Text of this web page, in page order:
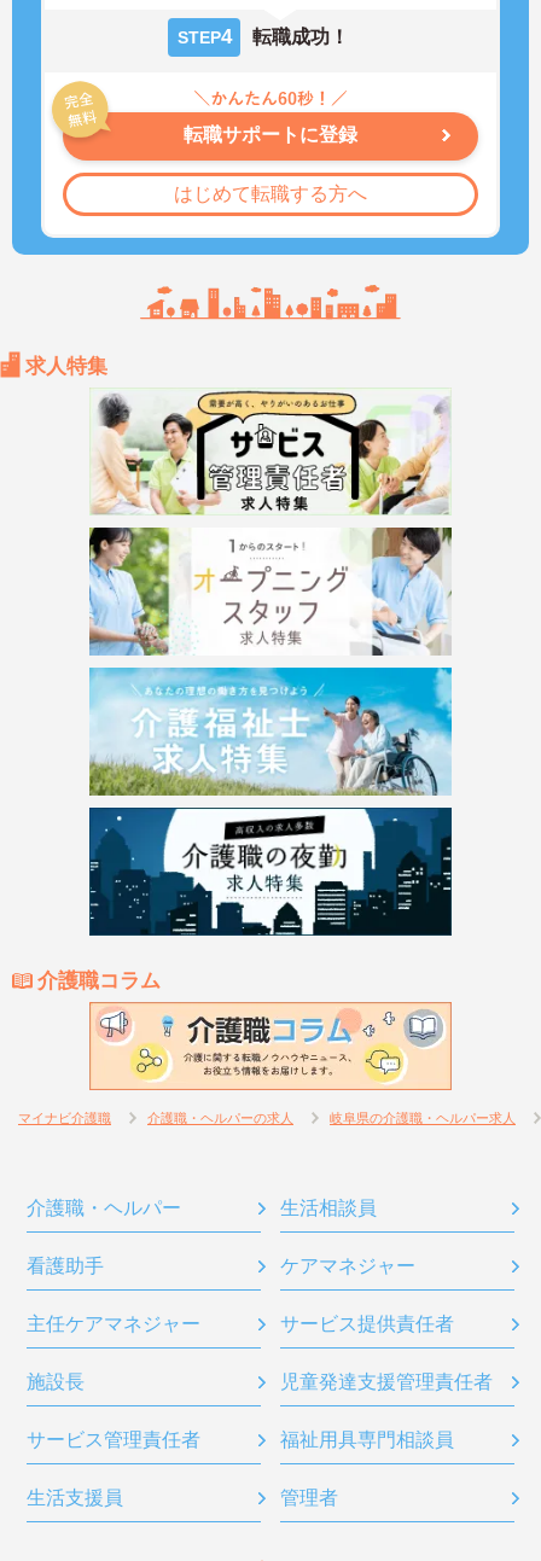
STEP4 転職成功！
転職サポートに登録
はじめて転職する方へ
求人特集
介護職コラム
マイナビ介護職 介護職・ヘルパーの求人 岐阜県の介護職・ヘルパー求人
介護職・ヘルパー 生活相談員
看護助手 ケアマネジャー
主任ケアマネジャー サービス提供責任者
施設長 児童発達支援管理責任者
サービス管理責任者 福祉用具専門相談員
生活支援員 管理者